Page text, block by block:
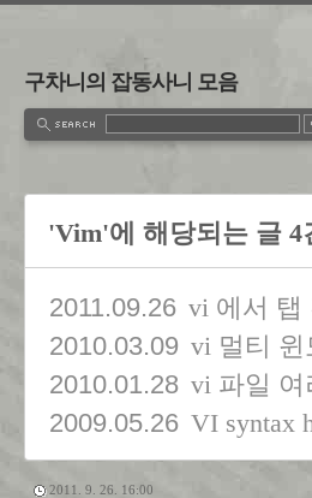
구차니의 잡동사니 모음
'Vim'에 해당되는 글 4
2011.09.26 vi 에서 탭
2010.03.09 vi 멀티 윈
2010.01.28 vi 파일 여
2009.05.26 VI syntax
2011. 9. 26. 16:00